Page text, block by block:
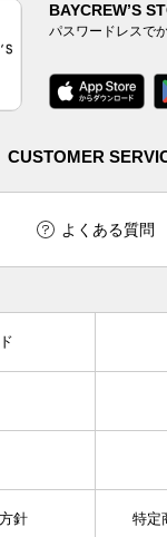
BAYCREW’S
パスワードレスで
CUSTOMER
よくある質問
針 特定